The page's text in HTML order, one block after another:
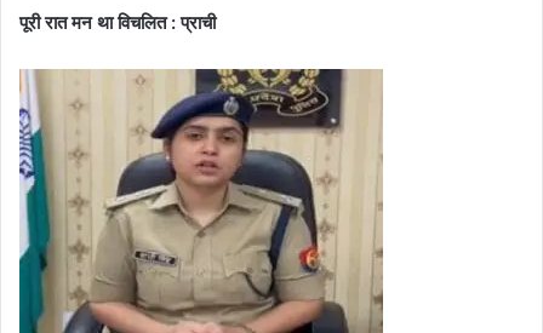
पूरी रात मन था विचलित : प्राची